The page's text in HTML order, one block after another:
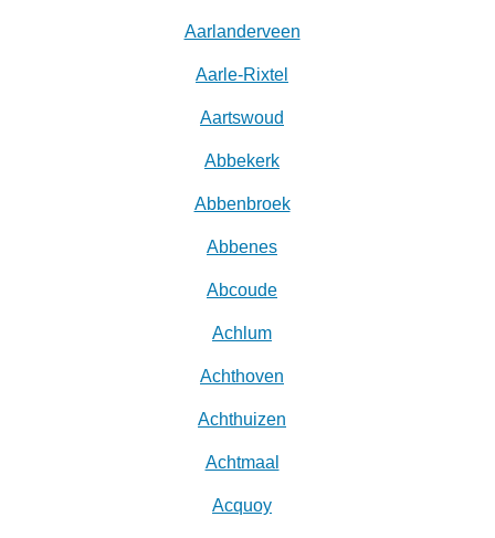
Aarlanderveen
Aarle-Rixtel
Aartswoud
Abbekerk
Abbenbroek
Abbenes
Abcoude
Achlum
Achthoven
Achthuizen
Achtmaal
Acquoy